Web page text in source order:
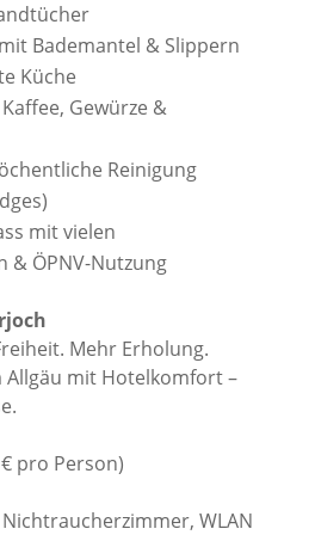
Bademantel & Slippern
Küche
Gewürze &
Reinigung
mit vielen
& ÖPNV-Nutzung
Mehr Erholung.
Allgäu mit Hotelkomfort –
pro Person)
WLAN